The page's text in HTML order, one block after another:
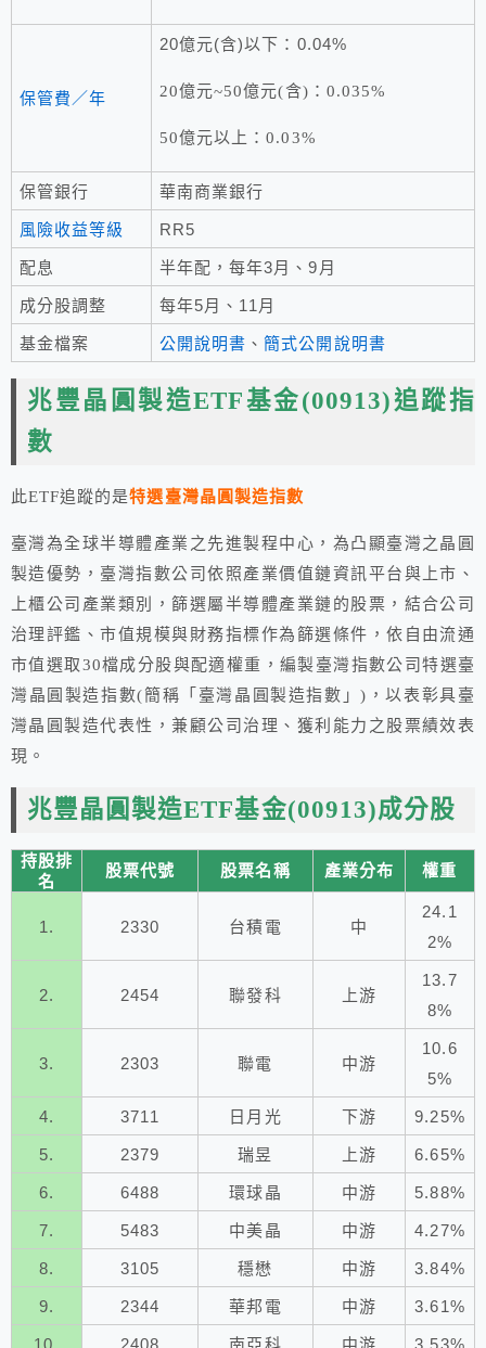
保管費／年
20億元(含)以下：0.04%
20億元~50億元(含)：0.035%
50億元以上：0.03%
保管銀行 華南商業銀行
風險收益等級 RR5
配息 半年配，每年3月、9月
成分股調整 每年5月、11月
基金檔案 公開說明書 、簡式公開說明書
兆豐晶圓製造ETF基金(00913)追蹤指
數
此ETF追蹤的是特選臺灣晶圓製造指數
臺灣為全球半導體產業之先進製程中心，為凸顯臺灣之晶圓
製造優勢，臺灣指數公司依照產業價值鏈資訊平台與上市、
上櫃公司產業類別，篩選屬半導體產業鏈的股票，結合公司
治理評鑑、市值規模與財務指標作為篩選條件，依自由流通
市值選取30檔成分股與配適權重，編製臺灣指數公司特選臺
灣晶圓製造指數(簡稱「臺灣晶圓製造指數」)，以表彰具臺
灣晶圓製造代表性，兼顧公司治理、獲利能力之股票績效表
現。
兆豐晶圓製造ETF基金(00913)成分股
持股排
名
股票代號 股票名稱 產業分布 權重
1. 2330 台積電 中
24.1
2%
2. 2454 聯發科 上游
13.7
8%
3. 2303 聯電 中游
10.6
5%
4. 3711 日月光 下游 9.25%
5. 2379 瑞昱 上游 6.65%
6. 6488 環球晶 中游 5.88%
7. 5483 中美晶 中游 4.27%
8. 3105 穩懋 中游 3.84%
9. 2344 華邦電 中游 3.61%
10. 2408 南亞科 中游 3.53%